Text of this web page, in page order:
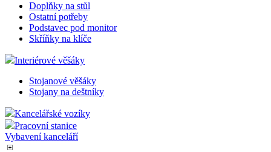
Doplňky na stůl
Ostatní potřeby
Podstavec pod monitor
Skříňky na klíče
Interiérové věšáky
Stojanové věšáky
Stojany na deštníky
Kancelářské vozíky
Pracovní stanice
Vybavení kanceláří